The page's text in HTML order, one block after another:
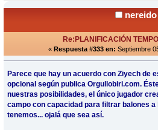
nereido
Re:PLANIFICACIÓN
« Respuesta #333 en: Septiembre
Parece que hay un acuerdo con Ziyech de
opcional según publica Orgullobiri.com.
nuestras posibilidades, el único jugador
campo con capacidad para filtrar balones a
tenemos... ojalá que sea así.